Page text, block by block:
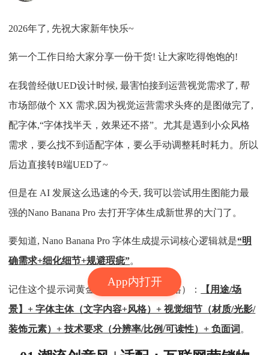
App内打开
2026年了, 先祝大家新年快乐~
第一个工作日给大家分享一份干货! 让大家吃得饱饱的!
在我曾经做UED设计时候, 最害怕接到运营视觉需求了, 帮
市场部做个 XX 需求,因为视觉运营需求头疼的是图做完了,
配字体,“字体找半天，效果还不搭”。尤其是遇到小众风格
需求，要么找不到适配字体，要么手动调整耗时耗力。所以
后边直接转B端UED了~
但是在 AI 发展这么迅速的今天, 我可以尝试用生图能力最
强的Nano Banana Pro 去打开字体生成新世界的大门了。
要知道, Nano Banana Pro 字体生成提示词核心逻辑就是“明
确需求+细化细节+规避瑕疵”。
记住这个提示词黄金结构（适配所有风格）：
【用途/场
景】+ 字体主体（文字内容+风格）+ 视觉细节（材质/光影/
装饰元素）+ 技术要求（分辨率/比例/可读性）+ 负面词 。